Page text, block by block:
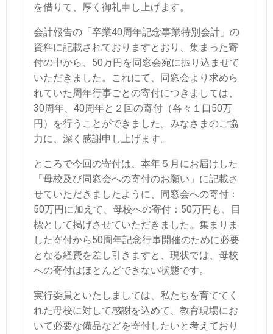
を借りて、厚く御礼申し上げます。
会計報告の「卒業40周年記念事業特別会計」の
資料に記載されておりますとおり、集まった寄
付の中から、50万円を同窓会宛に振り込ませて
いただきました。これにて、同窓会より求めら
れていた周年行事ごとの寄付につきましては、
30周年、40周年と２回の寄付（各々１口50万
円）を行うことができました。みなさまのご協
力に、深く感謝申し上げます。
ところで今回の寄付は、本年５月にお届けした
「母校及び同窓会への寄付のお願い」に記載さ
せていただきましたように、同窓会への寄付：
50万円に加えて、母校への寄付：50万円も、目
標として掲げさせていただきました。集まりま
した寄付から50周年記念行事開催のために必要
となる経費を差し引きますと、現状では、母校
への寄付はほとんどできない状態です。
実行委員といたしましては、私たちを育ててく
れた母校に対して感謝を込めて、教育現場にお
いて必要な備品などを寄付したいと考えており